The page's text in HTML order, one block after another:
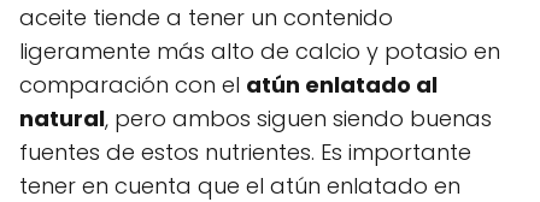
aceite tiende a tener un contenido
ligeramente más alto de calcio y potasio en
comparación con el atún enlatado al
natural, pero ambos siguen siendo buenas
fuentes de estos nutrientes. Es importante
tener en cuenta que el atún enlatado en